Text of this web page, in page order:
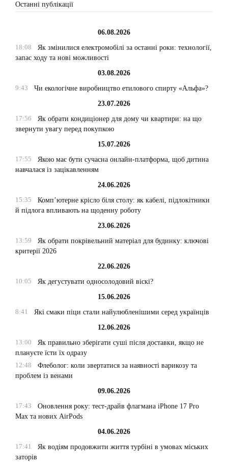
Останні публікації
06.08.2026
18:08
Як змінилися електромобілі за останні роки: технології,
запас ходу та нові можливості
03.08.2026
9:43
Чи екологічне виробництво етилового спирту «Альфа»?
23.07.2026
17:56
Як обрати кондиціонер для дому чи квартири: на що
звернути увагу перед покупкою
15.07.2026
17:55
Якою має бути сучасна онлайн-платформа, щоб дитина
навчалася із зацікавленням
24.06.2026
15:35
Комп’ютерне крісло біля столу: як кабелі, підлокітники
й підлога впливають на щоденну роботу
23.06.2026
13:59
Як обрати покрівельний матеріал для будинку: ключові
критерії 2026
22.06.2026
10:05
Як дегустувати односолодовий віскі?
15.06.2026
8:41
Які смаки піци стали найулюбленішими серед українців
12.06.2026
13:00
Як правильно зберігати суші після доставки, якщо не
плануєте їсти їх одразу
12:48
Флеболог: коли звертатися за наявності варикозу та
проблем із венами
09.06.2026
17:43
Оновлення року: тест-драйв флагмана iPhone 17 Pro
Max та нових AirPods
04.06.2026
17:41
Як водіям продовжити життя турбіні в умовах міських
заторів